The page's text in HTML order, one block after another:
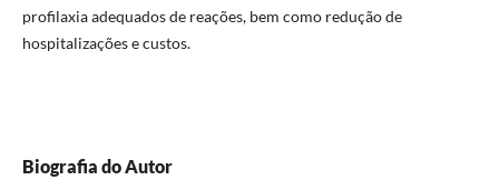
profilaxia adequados de reações, bem como redução de
hospitalizações e custos.
Biografia do Autor